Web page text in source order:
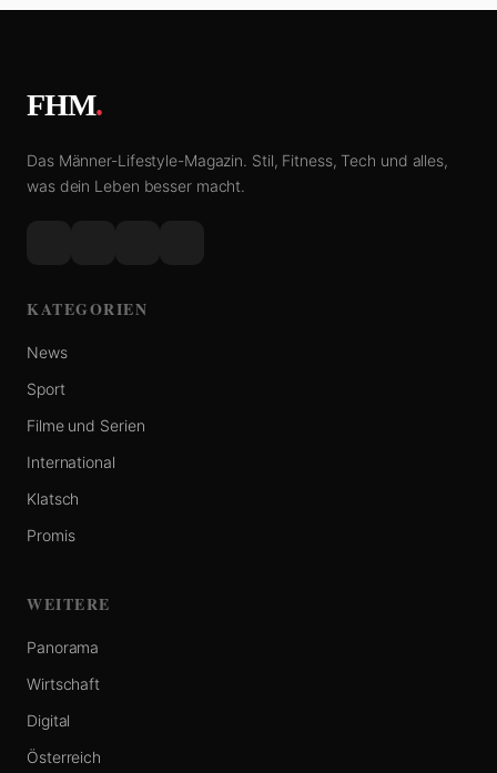
FHM.
Das Männer-Lifestyle-Magazin. Stil, Fitness, Tech und alles,
was dein Leben besser macht.
KATEGORIEN
News
Sport
Filme und Serien
International
Klatsch
Promis
WEITERE
Panorama
Wirtschaft
Digital
Österreich